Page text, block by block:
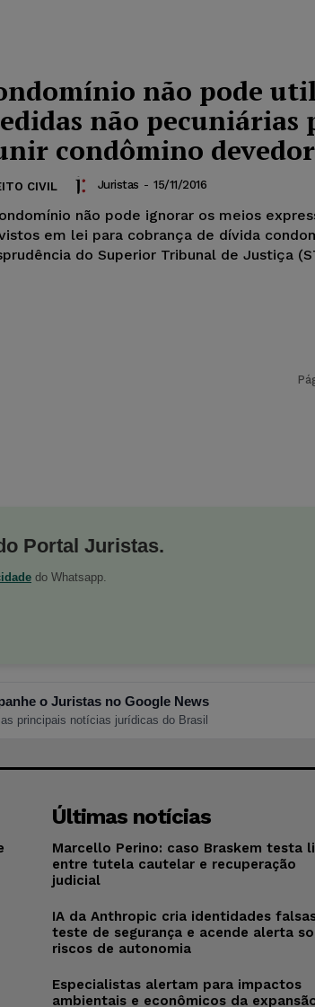
não pode
não pecuniárias
condômino devedor
CIVIL Juristas - 15/11/2016
não pode ignorar os meios
em lei para cobrança de dívida
do Superior Tribunal de Justiça
Portal Juristas.
do Whatsapp.
o Juristas no Google News
principais notícias jurídicas do Brasil
Últimas notícias
Marcello Perino: caso Braskem testa
entre tutela cautelar e recuperação
judicial
IA da Anthropic cria identidades
teste de segurança e acende alerta
riscos de autonomia
Especialistas alertam para impactos
ambientais e econômicos da